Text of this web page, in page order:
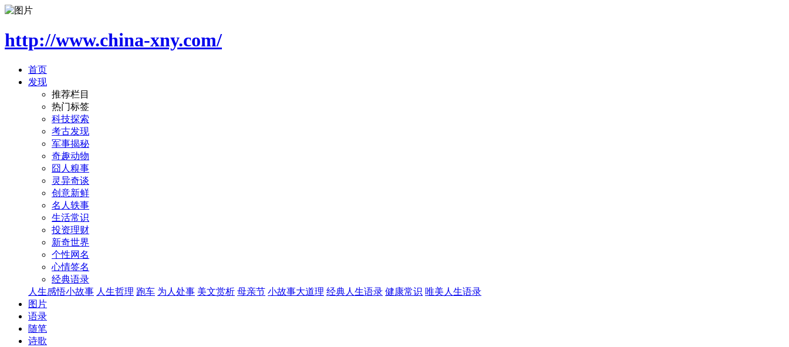
http://www.china-xny.com/
首页
发现
推荐栏目
热门标签
科技探索
考古发现
军事揭秘
奇趣动物
囧人糗事
灵异奇谈
创意新鲜
名人轶事
生活常识
投资理财
新奇世界
个性网名
心情签名
经典语录
人生感悟小故事 人生哲理 跑车 为人处事 美文赏析 母亲节 小故事大道理 经典人生语录 健康常识 唯美人生语录
图片
语录
随笔
诗歌